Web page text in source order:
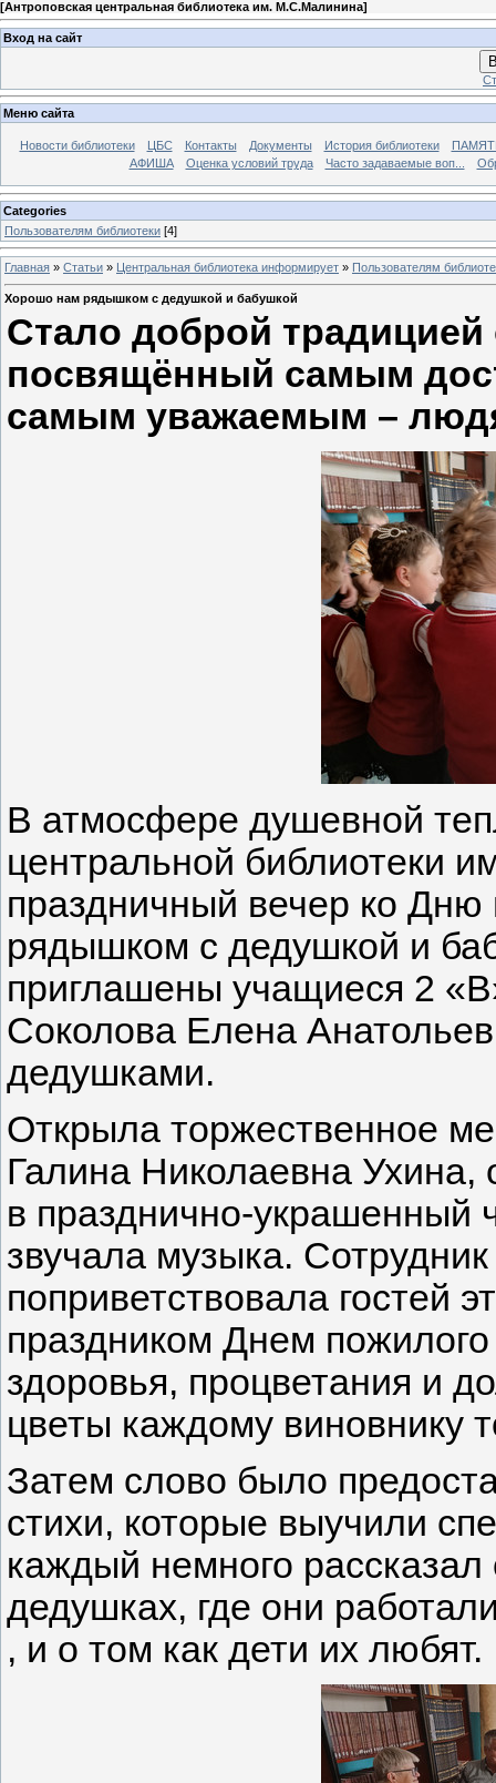
[Антроповская центральная библиотека им. М.С.Малинина]
Вход на сайт
Меню сайта
Новости библиотеки ЦБС Контакты Документы История библиотеки
АФИША
Оценка условий труда Часто задаваемые воп...
Categories
Пользователям библиотеки [4]
Главная » Статьи » Центральная библиотека информирует » Пользователям
Хорошо нам рядышком с дедушкой и бабушкой
Стало доброй традицией
посвящённый самым
самым уважаемым –
В атмосфере душевной
центральной библиотеки
праздничный вечер ко
рядышком с дедушкой и
приглашены учащиеся 2
Соколова Елена
дедушками.
Открыла торжественное
Галина Николаевна Ухина,
в празднично-украшенный
звучала музыка.
поприветствовала гостей
праздником Днем
здоровья, процветания и
цветы каждому виновнику
Затем слово было
стихи, которые выучили
каждый немного
дедушках, где они
, и о том как дети их любят.